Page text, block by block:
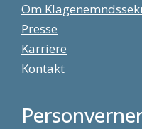
Om
Presse
Karriere
Kontakt